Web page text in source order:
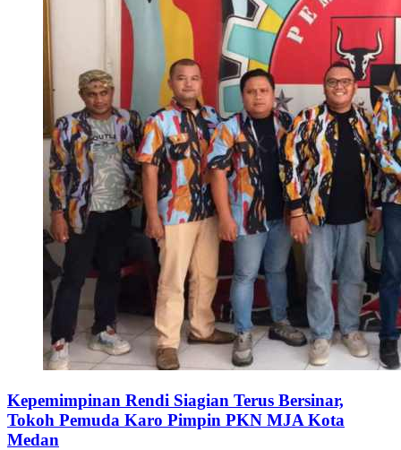
Kepemimpinan Rendi Siagian Terus Bersinar,
Tokoh Pemuda Karo Pimpin PKN MJA Kota
Medan